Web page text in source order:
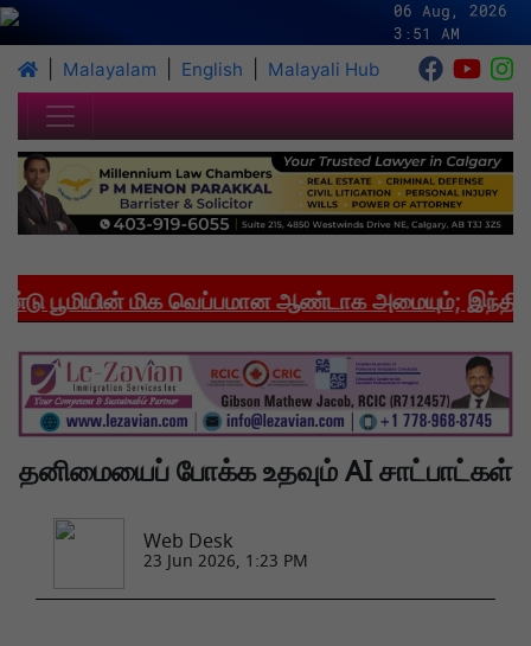
06 Aug, 2026
3:51 AM
Malayalam English Malayali Hub
மிக வெப்பமான ஆண்டாக அமையும்;
தனிமையைப் போக்க உதவும் AI சாட்பாட்கள்
Web Desk
23 Jun 2026, 1:23 PM